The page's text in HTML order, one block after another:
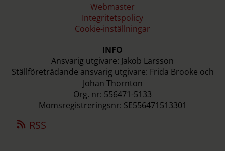
Webmaster
Integritetspolicy
Cookie-inställningar
INFO
Ansvarig utgivare: Jakob Larsson
Ställföreträdande ansvarig utgivare: Frida Brooke och
Johan Thornton
Org. nr: 556471-5133
Momsregistreringsnr: SE556471513301
RSS